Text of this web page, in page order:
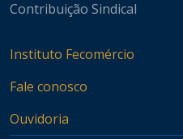
Contribuição Sindical
Instituto Fecomércio
Fale conosco
Ouvidoria